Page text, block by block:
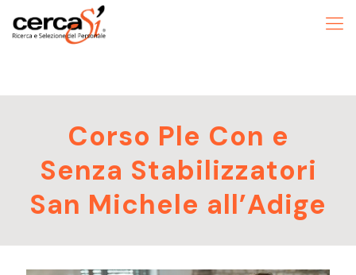
Corso Ple Con e
Senza Stabilizzatori
San Michele all’Adige